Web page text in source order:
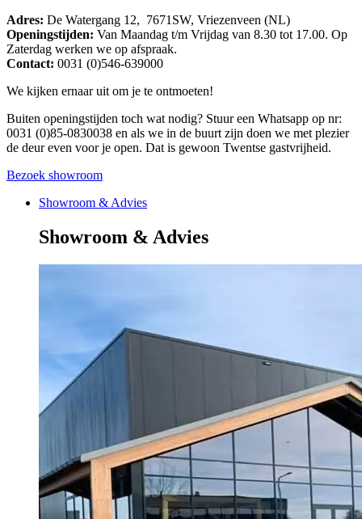
Adres: De Watergang 12, 7671SW, Vriezenveen (NL)
Openingstijden: Van Maandag t/m Vrijdag van 8.30 tot 17.00. Op
Zaterdag werken we op afspraak.
Contact: 0031 (0)546-639000
We kijken ernaar uit om je te ontmoeten!
Buiten openingstijden toch wat nodig? Stuur een Whatsapp op nr:
0031 (0)85-0830038 en als we in de buurt zijn doen we met plezier
de deur even voor je open. Dat is gewoon Twentse gastvrijheid.
Bezoek showroom
Showroom & Advies
Showroom & Advies